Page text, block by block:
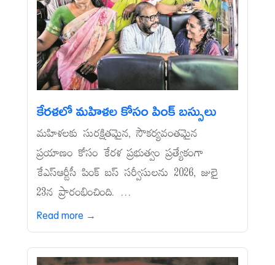
కేరళలో మహిళల కోసం పింక్‌ బస్సులు
మహిళలకు సురక్షితమైన, సౌకర్యవంతమైన
ప్రయాణం కోసం కేరళ ప్రభుత్వం ప్రత్యేకంగా
కేఎస్‌ఆర్టీసీ పింక్‌ బస్‌ సర్వీసులను 2026, జులై
23న ప్రారంభించింది. ...
Read more →